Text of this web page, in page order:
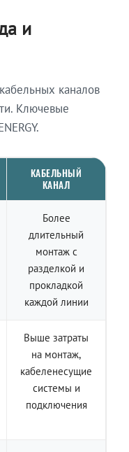
и
каналов
Ключевые
КАБЕЛЬНЫЙ
КАНАЛ
Более
длительный
монтаж с
разделкой и
прокладкой
каждой линии
Выше затраты
на монтаж,
кабеленесущие
системы и
подключения